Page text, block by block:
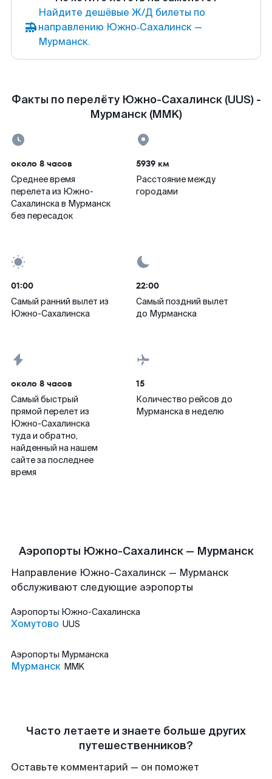
Найдите дешёвые Ж/Д билеты по
направлению Южно‑Сахалинск —
Мурманск.
Факты по перелёту Южно-Сахалинск (UUS) -
Мурманск (MMK)
около 8 часов
Среднее время
перелета из Южно-
Сахалинска в Мурманск
без пересадок
5939 км
Расстояние между
городами
01:00
Самый ранний вылет из
Южно-Сахалинска
22:00
Самый поздний вылет
до Мурманска
около 8 часов
Самый быстрый
прямой перелет из
Южно-Сахалинска
туда и обратно,
найденный на нашем
сайте за последнее
время
15
Количество рейсов до
Мурманска в неделю
Аэропорты Южно-Сахалинск — Мурманск
Направление Южно-Сахалинск — Мурманск
обслуживают следующие аэропорты
Аэропорты Южно-Сахалинска
Хомутово UUS
Аэропорты Мурманска
Мурманск MMK
Часто летаете и знаете больше других
путешественников?
Оставьте комментарий — он поможет